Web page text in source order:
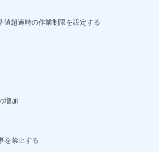
超過時の作業制限を設定する
増加
を禁止する